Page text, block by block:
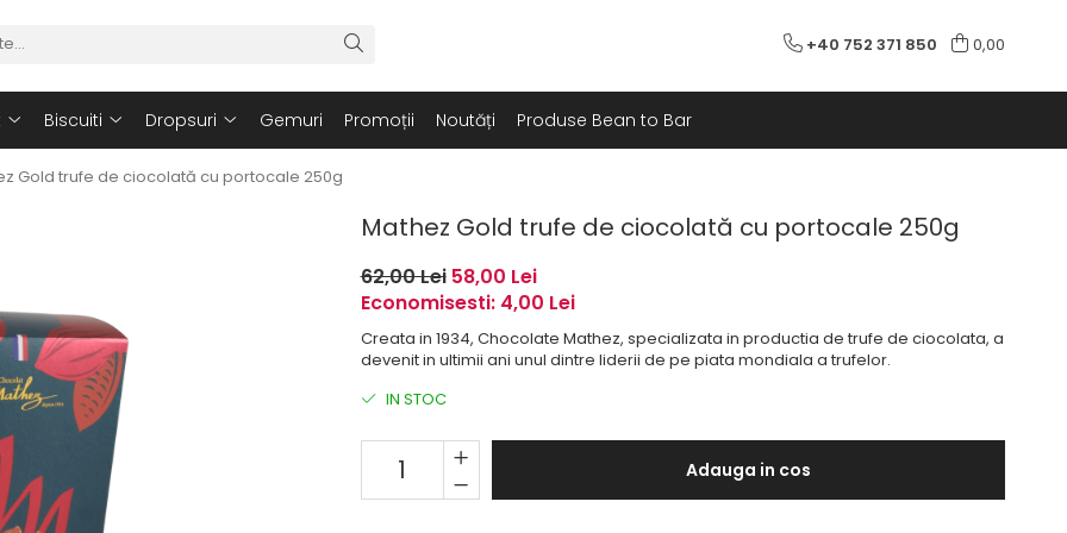
+40 752 371 850 0,00
Biscuiti Dropsuri Gemuri Promoții Noutăți Produse Bean to Bar
Gold trufe de ciocolată cu portocale 250g
Mathez Gold trufe de ciocolată cu portocale 250g
62,00 Lei 58,00 Lei
Economisesti: 4,00 Lei
Creata in 1934, Chocolate Mathez, specializata in productia de trufe de ciocolata, a
devenit in ultimii ani unul dintre liderii de pe piata mondiala a trufelor.
IN STOC
Adauga in cos